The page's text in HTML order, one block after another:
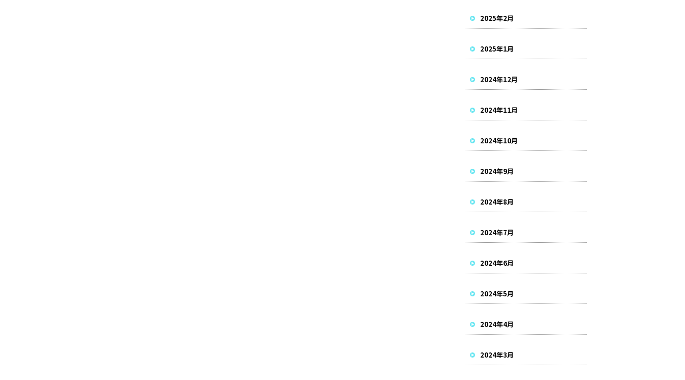
2025年2月
2025年1月
2024年12月
2024年11月
2024年10月
2024年9月
2024年8月
2024年7月
2024年6月
2024年5月
2024年4月
2024年3月